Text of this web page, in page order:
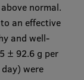
normal.
an effective
and well-
± 92.6 g per
were